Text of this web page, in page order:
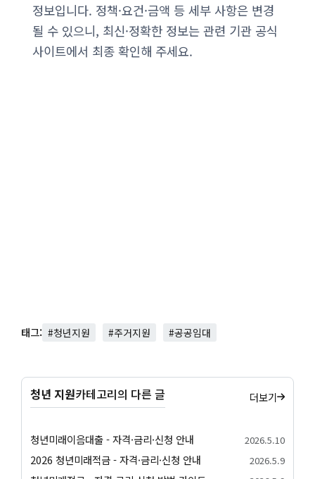
정보입니다. 정책·요건·금액 등 세부 사항은 변경
될 수 있으니, 최신·정확한 정보는 관련 기관 공식
사이트에서 최종 확인해 주세요.
태그: #청년지원 #주거지원 #공공임대
청년 지원카테고리의 다른 글 더보기
청년미래이음대출 - 자격·금리·신청 안내 2026.5.10
2026 청년미래적금 - 자격·금리·신청 안내 2026.5.9